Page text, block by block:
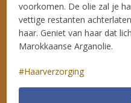
voorkomen. De olie zal je
vettige restanten
haar. Geniet van haar dat
Marokkaanse Arganolie.
Haarverzorging